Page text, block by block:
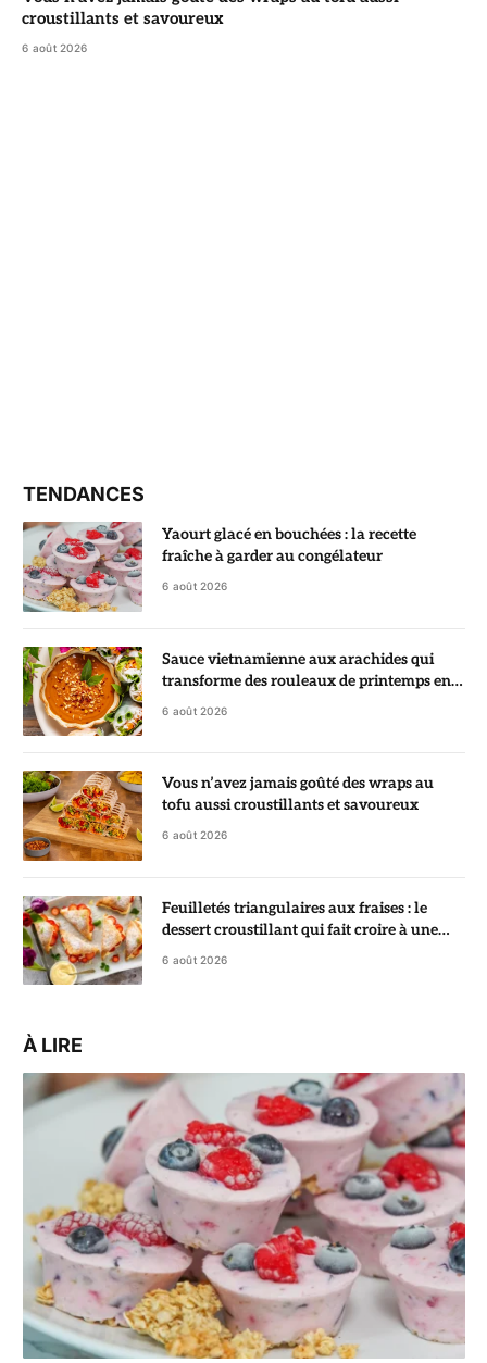
croustillants et savoureux
6 août 2026
TENDANCES
Yaourt glacé en bouchées : la recette
fraîche à garder au congélateur
6 août 2026
Sauce vietnamienne aux arachides qui
transforme des rouleaux de printemps en
vrai régal
6 août 2026
Vous n’avez jamais goûté des wraps au
tofu aussi croustillants et savoureux
6 août 2026
Feuilletés triangulaires aux fraises : le
dessert croustillant qui fait croire à une
pâtisserie de chef
6 août 2026
À LIRE